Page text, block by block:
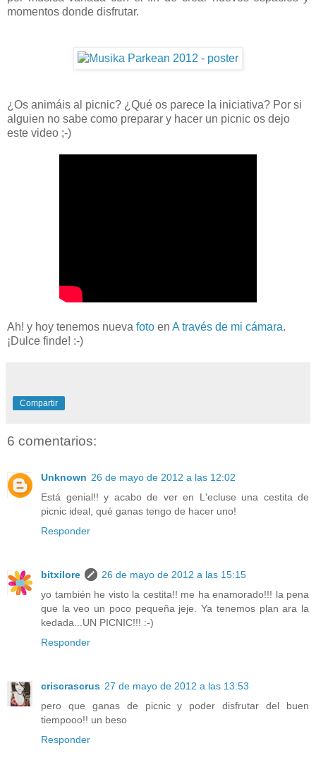
momentos donde disfrutar.
¿Os animáis al picnic? ¿Qué os parece la iniciativa? Por si
alguien no sabe como preparar y hacer un picnic os dejo
este video ;-)
Ah! y hoy tenemos nueva foto en A través de mi cámara.
¡Dulce finde! :-)
Compartir
6 comentarios:
Unknown 26 de mayo de 2012 a las 12:02
Está genial!! y acabo de ver en L'ecluse una cestita de
picnic ideal, qué ganas tengo de hacer uno!
Responder
bitxilore
26 de mayo de 2012 a las 15:15
yo también he visto la cestita!! me ha enamorado!!! la pena
que la veo un poco pequeña jeje. Ya tenemos plan ara la
kedada...UN PICNIC!!! :-)
Responder
criscrascrus 27 de mayo de 2012 a las 13:53
pero que ganas de picnic y poder disfrutar del buen
tiempooo!! un beso
Responder